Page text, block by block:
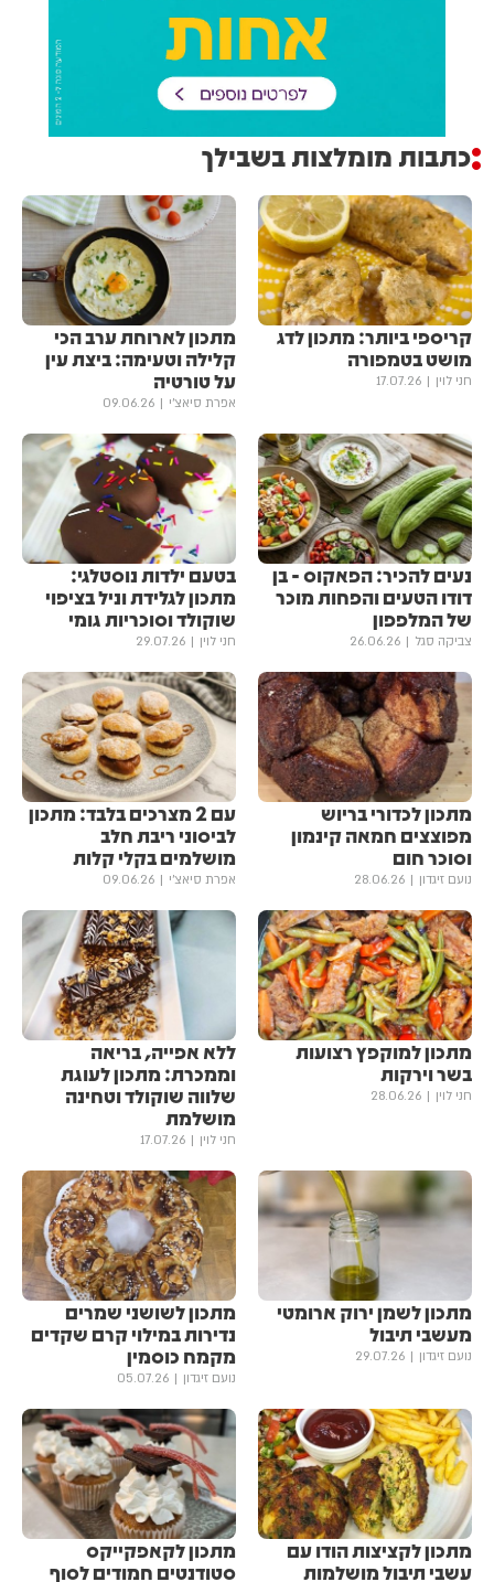
כתבות מומלצות בשבילך
קריספי ביותר: מתכון לדג
מושט בטמפורה
חני לוין 17.07.26
מתכון לארוחת ערב הכי
קלילה וטעימה: ביצת עין
על טורטיה
אפרת סיאצ'י 09.06.26
נעים להכיר: הפאקוס - בן
דודו הטעים והפחות מוכר
של המלפפון
צביקה סגל 26.06.26
בטעם ילדות נוסטלגי:
מתכון לגלידת וניל בציפוי
שוקולד וסוכריות גומי
חני לוין 29.07.26
מתכון לכדורי בריוש
מפוצצים חמאה קינמון
וסוכר חום
נועם זיגדון 28.06.26
עם 2 מצרכים בלבד: מתכון
לביסוני ריבת חלב
מושלמים בקלי קלות
אפרת סיאצ'י 09.06.26
מתכון למוקפץ רצועות
בשר וירקות
חני לוין 28.06.26
ללא אפייה, בריאה
וממכרת: מתכון לעוגת
שלווה שוקולד וטחינה
מושלמת
חני לוין 17.07.26
מתכון לשמן ירוק ארומטי
מעשבי תיבול
נועם זיגדון 29.07.26
מתכון לשושני שמרים
נדירות במילוי קרם שקדים
מקמח כוסמין
נועם זיגדון 05.07.26
מתכון לקציצות הודו עם
עשבי תיבול מושלמות
מתכון לקאפקייקס
סטודנטים חמודים לסוף